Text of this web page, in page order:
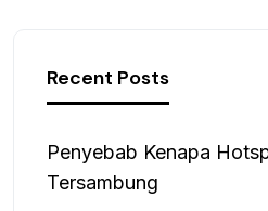
Recent Posts
Penyebab Kenapa
Tersambung